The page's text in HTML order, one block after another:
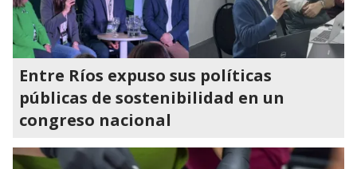
Entre Ríos expuso sus políticas
públicas de sostenibilidad en un
congreso nacional